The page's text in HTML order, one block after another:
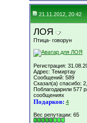
21.11.2012, 20:42
ЛОЯ
Птица- говорун
Регистрация:
Адрес: Темиртау
Сообщений: 589
Сказал(а) спасибо:
Поблагодарили 577
сообщениях
Подарков: 4
Вес репутации: 65